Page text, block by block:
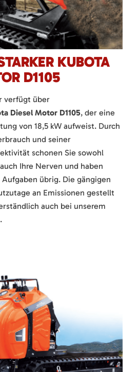
KUBOTA
D1105
verfügt über
Diesel Motor D1105, der eine
von 18,5 kW aufweist. Durch
und seiner
schonen Sie sowohl
Ihre Nerven und haben
übrig. Die gängigen
an Emissionen gestellt
auch bei unserem